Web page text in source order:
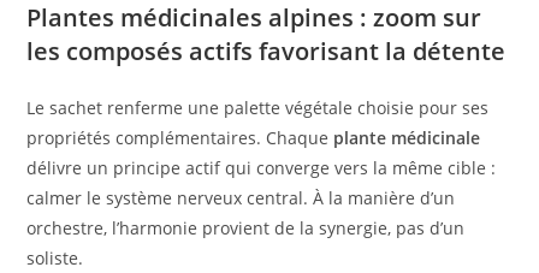
Plantes médicinales alpines : zoom sur
les composés actifs favorisant la détente
Le sachet renferme une palette végétale choisie pour ses
propriétés complémentaires. Chaque plante médicinale
délivre un principe actif qui converge vers la même cible :
calmer le système nerveux central. À la manière d’un
orchestre, l’harmonie provient de la synergie, pas d’un
soliste.